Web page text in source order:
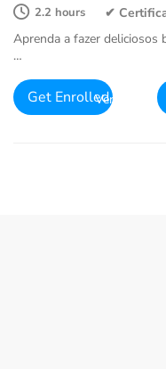
2.2 hours
Aprenda a fazer deliciosos
…
Get Enrolled